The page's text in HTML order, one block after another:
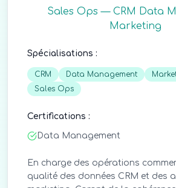
Sales Ops — CRM Data
Marketing
Spécialisations :
CRM Data Management
Sales Ops
Certifications :
Data Management
En charge des opérations
qualité des données CRM et des